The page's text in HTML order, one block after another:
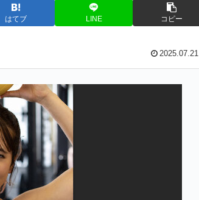
はてブ LINE コピー
2025.07.21